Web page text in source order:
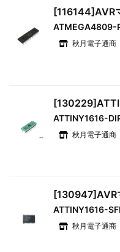
[116144]AVR
ATMEGA4809-
秋月電子通商
ATTINY1616-
秋月電子通商
[130947]AVR
ATTINY1616-
秋月電子通商